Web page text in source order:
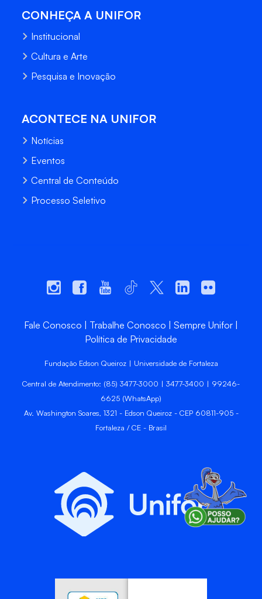
CONHEÇA A UNIFOR
Institucional
Cultura e Arte
Pesquisa e Inovação
ACONTECE NA UNIFOR
Notícias
Eventos
Central de Conteúdo
Processo Seletivo
Fale Conosco Trabalhe Conosco
Sempre Unifor
Política de Privacidade
Fundação Edson Queiroz | Universidade de Fortaleza
Central de Atendimento: (85) 3477-3000 | 3477-3400 | 99246-
6625 (WhatsApp)
Av. Washington Soares, 1321 - Edson Queiroz - CEP 60811-905 -
Fortaleza / CE - Brasil